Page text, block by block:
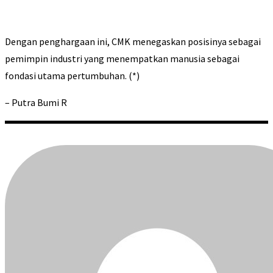
Dengan penghargaan ini, CMK menegaskan posisinya sebagai
pemimpin industri yang menempatkan manusia sebagai
fondasi utama pertumbuhan. (*)
– Putra Bumi R